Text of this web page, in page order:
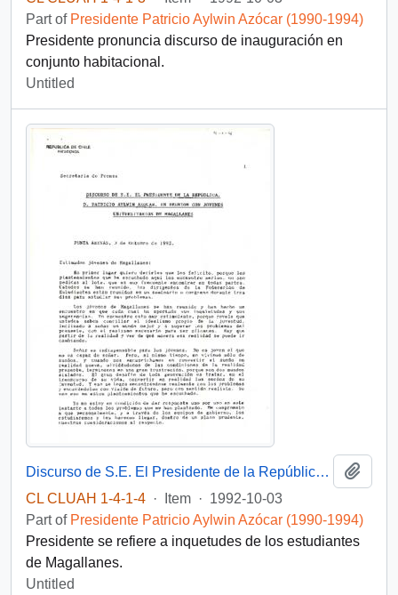
Part of Presidente Patricio Aylwin Azócar (1990-1994)
Presidente pronuncia discurso de inauguración en
conjunto habitacional.
Untitled
Discurso de S.E. El Presidente de la República D. Patricio Aylwin Azocar, en reunión con jóvenes universitarios de Magallanes
CL CLUAH 1-4-1-4 · Item · 1992-10-03
Part of Presidente Patricio Aylwin Azócar (1990-1994)
Presidente se refiere a inquetudes de los estudiantes
de Magallanes.
Untitled